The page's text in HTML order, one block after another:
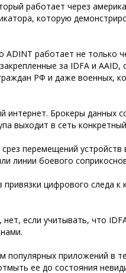
работает через
которую
работает не только
за IDFA и AAID,
РФ и даже военных,
интернет. Брокеры данных
выходит в сеть
перемещений
линии боевого
цифрового следа
если учитывать, что
приложений в
ее до состояния